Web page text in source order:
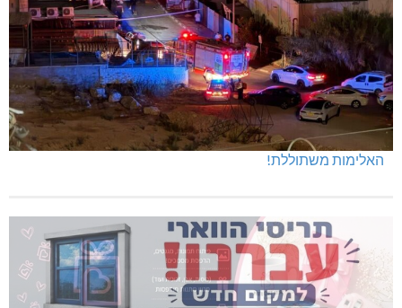
האלימות משתוללת!